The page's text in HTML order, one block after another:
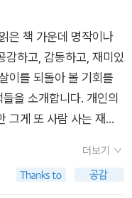
완전히 바꿀 수 있는
사사건건 무식하고 몽매
. 그를 보면서 불쌍하다
먼저 나오는 건 어쩔 수
.
에 대해한 애착이 듬뿍
도 그 만큼 애정을 가지
정이라 여겨집니다. 전
진실>, <경이로운 도
을 수 있는 작품입니다.
정외에도 실명으로 등
시켜 내러티브 자체를 상
도의 냄새(기존의 두
>는 90년대 초반을 에
다 할 드라마나 탐구는
사람들에게 풍속소설
경우 그다지 기억에 남
rainsky94/224041
은 책 가운데 명작이나
감하고, 감동하고, 재미있
이를 되돌아 볼 기회를
을 소개합니다. 개인의
그게 또 사람 사는 재미
례이며, 원본의 초간 발
렉상드르 뒤마, <삼총사
더보기